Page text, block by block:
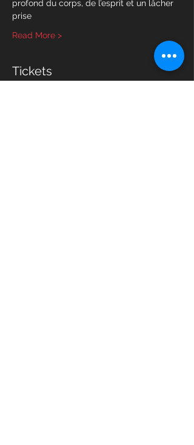
profond du corps, de l’esprit et un lâcher
prise
Read More >
Tickets